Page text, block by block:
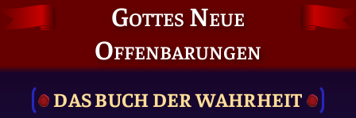
Gottes Neue
Offenbarungen
DAS BUCH DER WAHRHEIT